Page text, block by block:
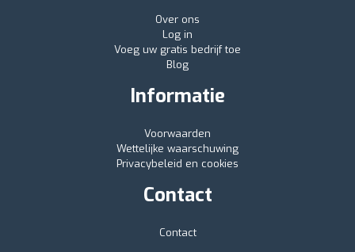
Over ons
Log in
Voeg uw gratis bedrijf toe
Blog
Informatie
Voorwaarden
Wettelijke waarschuwing
Privacybeleid en cookies
Contact
Contact